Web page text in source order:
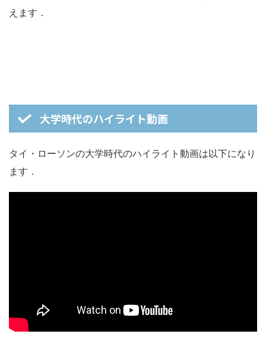
えます．
大学時代のハイライト動画
タイ・ローソンの大学時代のハイライト動画は以下になり
ます．